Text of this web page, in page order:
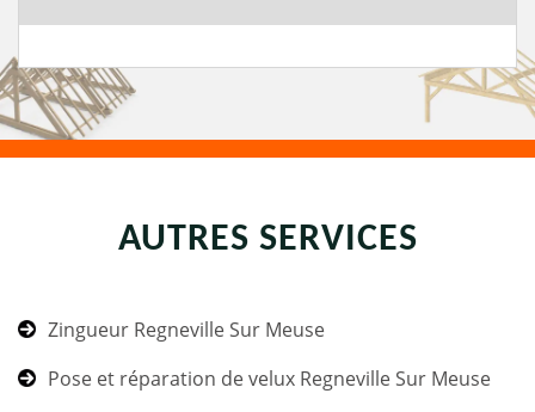
AUTRES SERVICES
Zingueur Regneville Sur Meuse
Pose et réparation de velux Regneville Sur Meuse